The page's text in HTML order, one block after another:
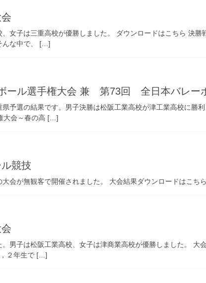
女子は三重高校が優勝しました。 ダウンロードはこちら 決
んな中で、 […]
ール選手権大会 兼 第73回 全日本バレー
予選の結果です。男子決勝は松阪工業高校が津工業高校に勝
大会～春の高 […]
競技
会が無観客で開催されました。 大会結果ダウンロードはこちら
男子は松阪工業高校、女子は津商業高校が優勝しました。
２年生で […]